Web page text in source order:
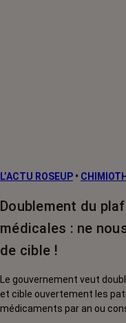
L’ACTU ROSEUP •
Doublement du
médicales : ne
de cible !
Le gouvernement veut
et cible ouvertement les
médicaments par an ou